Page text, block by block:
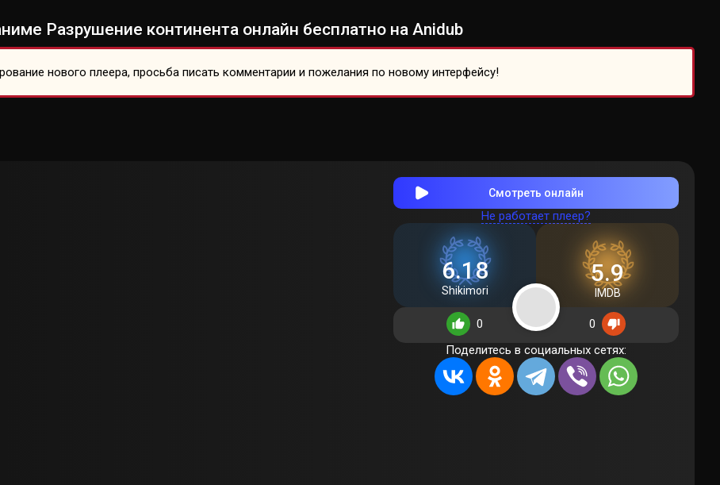
Разрушение континента онлайн бесплатно на Anidub
нового плеера, просьба писать комментарии и пожелания по новому интерфейсу!
Смотреть онлайн
Не работает плеер?
6.18
Shikimori
5.9
IMDB
0
0
Поделитесь в социальных сетях: